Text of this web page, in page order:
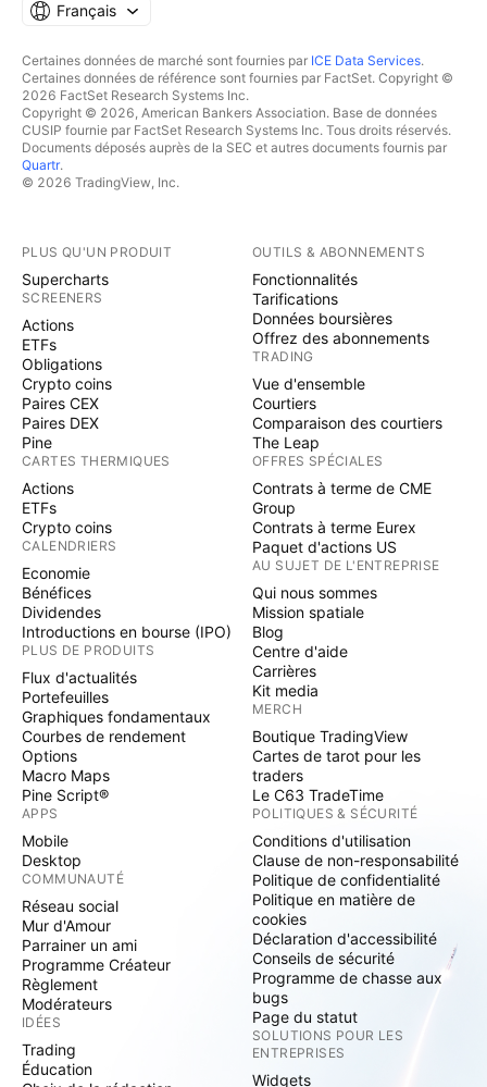
Français
Certaines données de marché sont fournies par ICE Data Services.
Certaines données de référence sont fournies par FactSet. Copyright ©
2026 FactSet Research Systems Inc.
Copyright © 2026, American Bankers Association. Base de données
CUSIP fournie par FactSet Research Systems Inc. Tous droits réservés.
Documents déposés auprès de la SEC et autres documents fournis par
Quartr.
© 2026 TradingView, Inc.
PLUS QU'UN PRODUIT
Supercharts
SCREENERS
Actions
ETFs
Obligations
Crypto coins
Paires CEX
Paires DEX
Pine
CARTES THERMIQUES
Actions
ETFs
Crypto coins
CALENDRIERS
Economie
Bénéfices
Dividendes
Introductions en bourse (IPO)
PLUS DE PRODUITS
Flux d'actualités
Portefeuilles
Graphiques fondamentaux
Courbes de rendement
Options
Macro Maps
Pine Script®
APPS
Mobile
Desktop
COMMUNAUTÉ
Réseau social
Mur d'Amour
Parrainer un ami
Programme Créateur
Règlement
Modérateurs
IDÉES
Trading
Éducation
OUTILS & ABONNEMENTS
Fonctionnalités
Tarifications
Données boursières
Offrez des abonnements
TRADING
Vue d'ensemble
Courtiers
Comparaison des courtiers
The Leap
OFFRES SPÉCIALES
Contrats à terme de CME
Group
Contrats à terme Eurex
Paquet d'actions US
AU SUJET DE L'ENTREPRISE
Qui nous sommes
Mission spatiale
Blog
Centre d'aide
Carrières
Kit media
MERCH
Boutique TradingView
Cartes de tarot pour les
traders
Le C63 TradeTime
POLITIQUES & SÉCURITÉ
Conditions d'utilisation
Clause de non-responsabilité
Politique de confidentialité
Politique en matière de
cookies
Déclaration d'accessibilité
Conseils de sécurité
Programme de chasse aux
bugs
Page du statut
SOLUTIONS POUR LES
ENTREPRISES
Widgets